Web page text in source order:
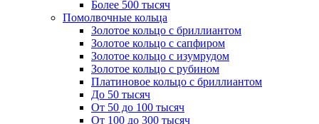
Более 500 тысяч
Помолвочные кольца
Золотое кольцо с бриллиантом
Золотое кольцо с сапфиром
Золотое кольцо с изумрудом
Золотое кольцо с рубином
Платиновое кольцо с бриллиантом
До 50 тысяч
От 50 до 100 тысяч
От 100 до 300 тысяч